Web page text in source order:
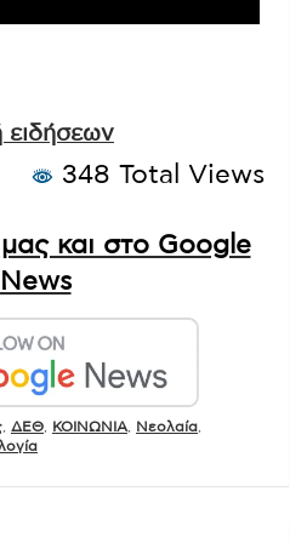
ειδήσεων
348 Total Views
και στο Google
News
ΔΕΘ ΚΟΙΝΩΝΙΑ Νεολαία